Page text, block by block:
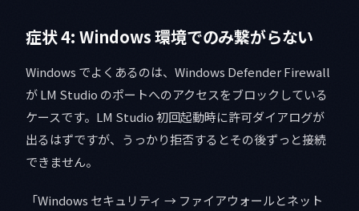
症状 4: Windows 環境でのみ繋がらない
Windows でよくあるのは、Windows Defender Firewall
が LM Studio のポートへのアクセスをブロックしている
ケースです。LM Studio 初回起動時に許可ダイアログが
出るはずですが、うっかり拒否するとその後ずっと接続
できません。
「Windows セキュリティ → ファイアウォールとネット